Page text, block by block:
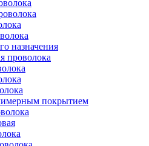
назначения
проволока
покрытием